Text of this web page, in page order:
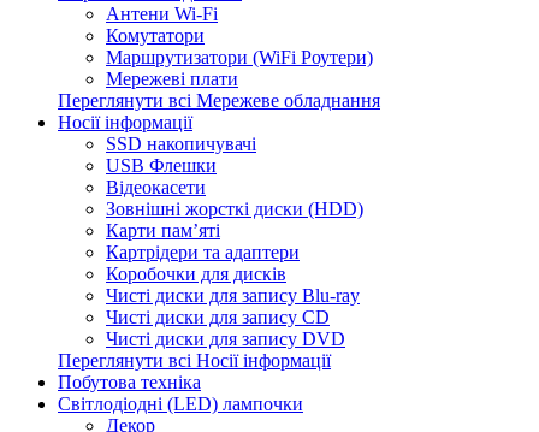
Антени Wi-Fi
Комутатори
Маршрутизатори (WiFi Роутери)
Мережеві плати
Переглянути всі Мережеве обладнання
Носії інформації
SSD накопичувачі
USB Флешки
Відеокасети
Зовнішні жорсткі диски (HDD)
Карти пам’яті
Картрідери та адаптери
Коробочки для дисків
Чисті диски для запису Blu-ray
Чисті диски для запису CD
Чисті диски для запису DVD
Переглянути всі Носії інформації
Побутова техніка
Світлодіодні (LED) лампочки
Декор